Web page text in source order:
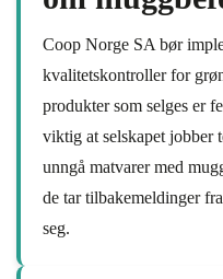
Coop Norge SA bør
kvalitetskontroller for
produkter som selges er
viktig at selskapet jobber
unngå matvarer med
de tar tilbakemeldinger
seg.